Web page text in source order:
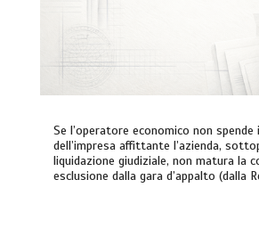
Se l’operatore economico non
dell’impresa affittante l’azienda,
liquidazione giudiziale, non matura la
esclusione dalla gara d’appalto (dalla